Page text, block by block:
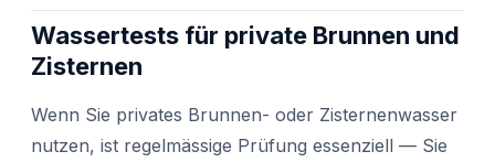
Wassertests für private Brunnen und
Zisternen
Wenn Sie privates Brunnen- oder Zisternenwasser
nutzen, ist regelmässige Prüfung essenziell — Sie